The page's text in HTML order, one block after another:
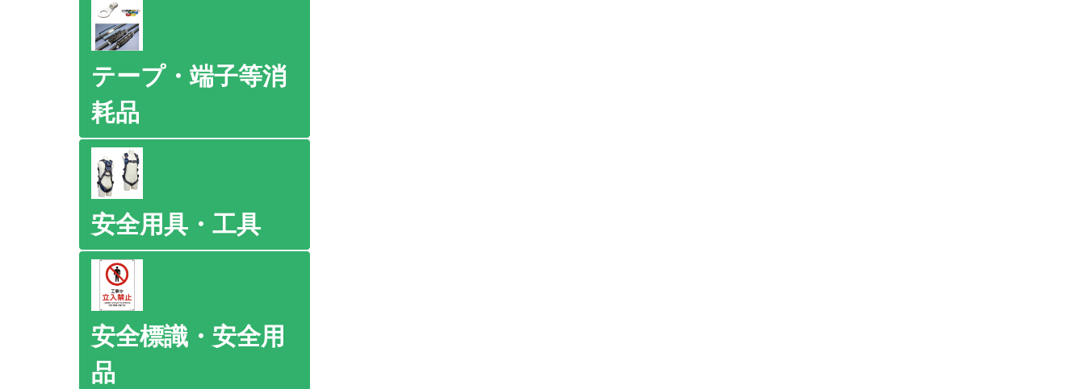
テープ・端子等消
耗品
安全用具・工具
安全標識・安全用
品